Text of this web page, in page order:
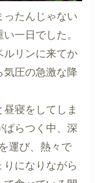
たんじゃない
一日でした。
ルリンに来てか
圧の急激な降
寝をしてしま
らつく中、深
運び、熱々で
になりながら